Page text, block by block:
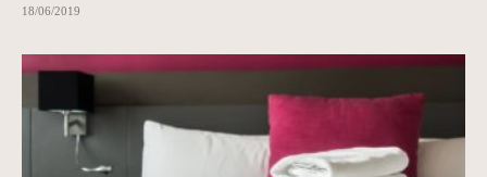
18/06/2019